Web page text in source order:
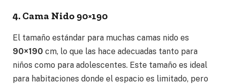
4. Cama Nido 90×190
El tamaño estándar para muchas camas nido es
90×190 cm, lo que las hace adecuadas tanto para
niños como para adolescentes. Este tamaño es ideal
para habitaciones donde el espacio es limitado, pero